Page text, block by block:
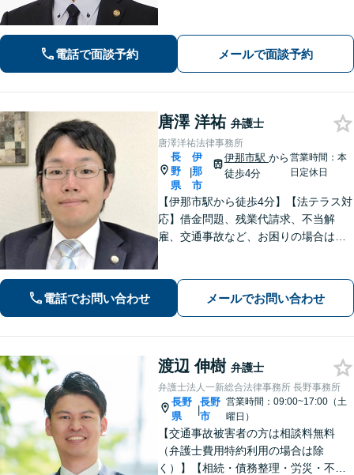
頼者様と共に歩みます。お一人で悩ま
ず是非ご相談ください。
電話で面談予約 メールで面談予約
唐澤 洋祐 弁護士
唐澤洋祐法律事務所
長
野
県
|
伊
那
市
伊那市駅 から
徒歩4分
営業時間：本
日定休日
【伊那市駅から徒歩4分】【法テラス対
応】借金問題、残業代請求、不当解
雇、交通事故など、お困りの場合はす
ます!【秘密厳守】【破産管財人】
電話でお問い合わせ メールでお問い合わせ
渡辺 伸樹 弁護士
弁護士法人一新総合法律事務所 長野事務所
長野
県
|
長野
市
営業時間：09:00~17:00（土
曜日）
【交通事故被害者の方は相談料無料
（弁護士費用特約利用の場合は除
く）】【相続・債務整理・労災・不貞